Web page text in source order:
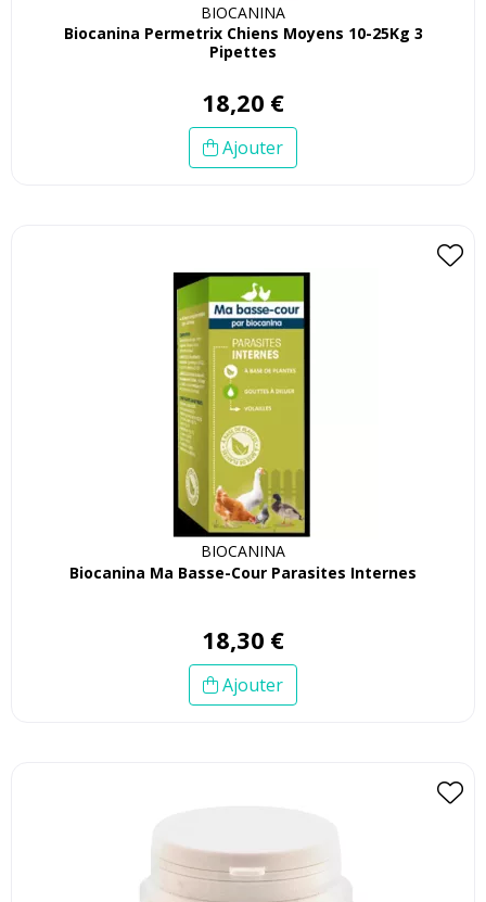
BIOCANINA
Biocanina Permetrix Chiens Moyens 10-25Kg 3
Pipettes
18,20 €
Ajouter
BIOCANINA
Biocanina Ma Basse-Cour Parasites Internes
18,30 €
Ajouter